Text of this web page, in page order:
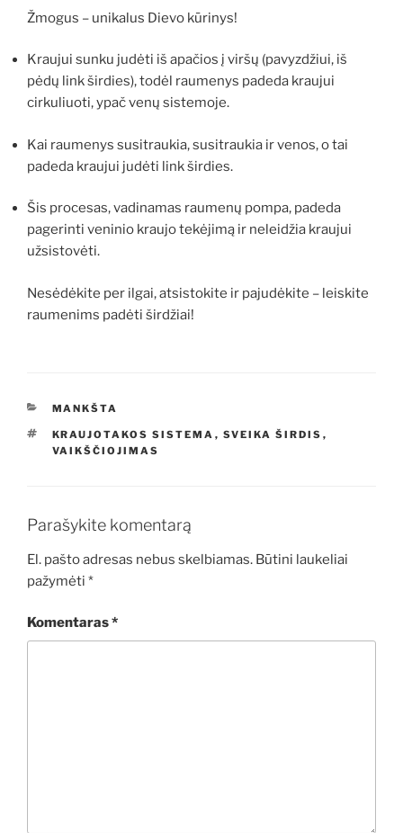
Žmogus – unikalus Dievo kūrinys!
Kraujui sunku judėti iš apačios į viršų (pavyzdžiui, iš
pėdų link širdies), todėl raumenys padeda kraujui
cirkuliuoti, ypač venų sistemoje.
Kai raumenys susitraukia, susitraukia ir venos, o tai
padeda kraujui judėti link širdies.
Šis procesas, vadinamas raumenų pompa, padeda
pagerinti veninio kraujo tekėjimą ir neleidžia kraujui
užsistovėti.
Nesėdėkite per ilgai, atsistokite ir pajudėkite – leiskite
raumenims padėti širdžiai!
KATEGORIJOS
MANKŠTA
ŽYMOS
KRAUJOTAKOS SISTEMA , SVEIKA ŠIRDIS ,
VAIKŠČIOJIMAS
Parašykite komentarą
El. pašto adresas nebus skelbiamas. Būtini laukeliai
pažymėti *
Komentaras*